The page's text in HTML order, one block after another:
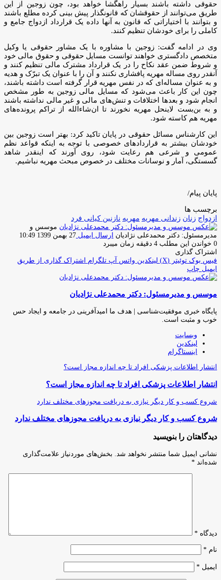
حقوقی داشته باشند بسیار راهگشا خواهد بود، چون زوجین از این
طریق می‌توانند از حقوقشان که قانونگذار پیش بینی کرده مطلع باشند
و بتوانند با اختیاراتی که قانون به آنها داده یک قرارداد ازدواج جامع و
کاملی را برای خودشان تنظیم کنند.
وی در ادامه گفت: زوجین با مشاوره با یک مشاور حقوقی یا وکیل
متخصص دادگستری خواهند توانست مسایل حقوقی و حقوق مالی خود
و شروط ضمن عقد نکاح را در یک قرارداد مشترک مالی تنظیم کنند و
آنقدر روی مساله مهریه پافشاری نکنند و آن را با عنوان یک تبرّک و هدیه
و به عنوان مساله‌ای که در نفس مهریه قرار گرفته است داشته باشند،
چون این کار باعث می‌شود که مسایل مالی زوجین به طور مشخص
انجام شود و بعدها اختلافات و تنش‌های مالی و غیر مالی نداشته باشند
و به بن‌بست لاینحل مهریه نخورند تا ان‌شاءالله از تراکم پرونده‌های
مهریه هم کاسته شود.
این کارشناس مسائل حقوقی در پایان تاکید کرد: بهتر است زوجین بین
خودشان بیشتر به قراردادهای خصوصی با توجه به اینکه قواعد نظم
عمومی و شرعی هم رعایت شود، روی آورند که اینقدر شاهد
گسستگی، آمار و نوسانات مختلف در خصوص مبحث مهریه نباشیم.
پایان پیام/
برچسب ها
ازدواج زنان زندانی مهریه مهریه نازنین کیانی فرد
موسس و
مدیرمسئول: دکتر محمدعلی نژادیان ارسال ایمیل 27 بهمن 1399 10:49
0 خواندن این مطلب 4 دقیقه زمان میبرد
اشتراک گذاری
فیس بوک توئیتر (X) لینکدین واتس آپ تلگرام اشتراک گذاری از طریق
ایمیل چاپ
موسس و مدیرمسئول: دکتر محمدعلی نژادیان
پایگاه خبری موفقیت‌شناسی | هدف ما امیدآفرینی در جامعه و ایجاد حس
خوب و مثبت است.
وبسایت
لینکدین
اینستاگرام
انتشار اطلاعات پزشکی افراد تا چه اندازه مجاز است؟
انتشار اطلاعات پزشکی افراد تا چه اندازه مجاز است؟
شروع کسب و کار دیگر نیازی به دریافت مجوزهای مختلف ندارد
شروع کسب و کار دیگر نیازی به دریافت مجوزهای مختلف ندارد
دیدگاهتان را بنویسید
نشانی ایمیل شما منتشر نخواهد شد. بخش‌های موردنیاز علامت‌گذاری
شده‌اند *
دیدگاه *
نام *
ایمیل *